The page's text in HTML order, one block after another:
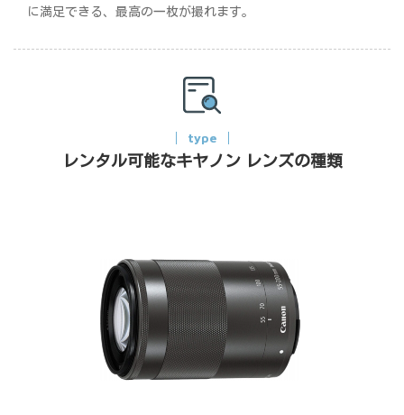
に満足できる、最高の一枚が撮れます。
type
レンタル可能なキヤノン レンズの種類